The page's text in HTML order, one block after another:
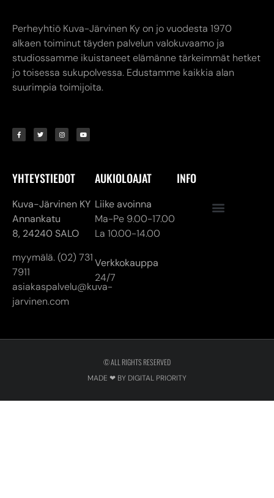
Kuva-Järvinen KY
Annankatu
myymälä. (02) 731
asiakaspalvelu@kuva-
jarvinen.com
Verkkokauppa
24/7
© ALL RIGHTS RESERVED